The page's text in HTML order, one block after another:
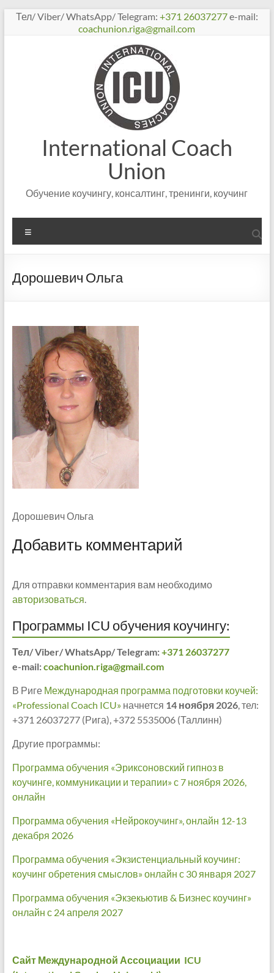
Перейти
Тел/ Viber/ WhatsApp/ Telegram: +371 26037277e-mail:
coachunion.riga@gmail.com
International Coach
Union
Обучение коучингу, консалтинг, тренинги, коучинг
Дорошевич Ольга
Дорошевич Ольга
Добавить комментарий
Для отправки комментария вам необходимо
авторизоваться.
Программы ICU обучения коучингу:
Тел/ Viber/ WhatsApp/ Telegram:+371 26037277
e-mail:coachunion.riga@gmail.com
В Риге Международная программа подготовки коучей:
«Professional Coach ICU»начнется 14 ноября 2026, тел:
+371 26037277 (Рига), +372 5535006 (Таллинн)
Другие программы:
Программа обучения «Эриксоновский гипноз в
коучинге, коммуникации и терапии» с 7 ноября 2026,
онлайн
Программа обучения «Нейрокоучинг», онлайн 12-13
декабря 2026
Программа обучения «Экзистенциальный коучинг:
коучинг обретения смыслов» онлайн с 30 января 2027
Программа обучения «Экзекьютив & Бизнес коучинг»
онлайн с 24 апреля 2027
Сайт Международной Ассоциации ICU